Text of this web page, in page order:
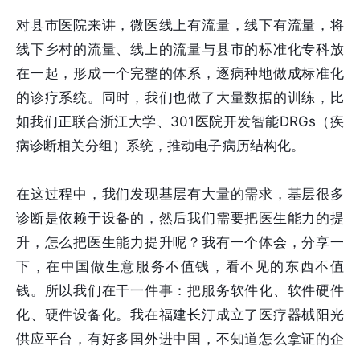
对县市医院来讲，微医线上有流量，线下有流量，将
线下乡村的流量、线上的流量与县市的标准化专科放
在一起，形成一个完整的体系，逐病种地做成标准化
的诊疗系统。同时，我们也做了大量数据的训练，比
如我们正联合浙江大学、301医院开发智能DRGs（疾
病诊断相关分组）系统，推动电子病历结构化。
在这过程中，我们发现基层有大量的需求，基层很多
诊断是依赖于设备的，然后我们需要把医生能力的提
升，怎么把医生能力提升呢？我有一个体会，分享一
下，在中国做生意服务不值钱，看不见的东西不值
钱。所以我们在干一件事：把服务软件化、软件硬件
化、硬件设备化。我在福建长汀成立了医疗器械阳光
供应平台，有好多国外进中国，不知道怎么拿证的企